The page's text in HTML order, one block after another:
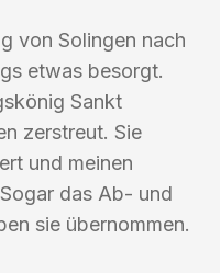
von Solingen nach
etwas besorgt.
Sankt
zerstreut. Sie
und meinen
das Ab- und
sie übernommen.